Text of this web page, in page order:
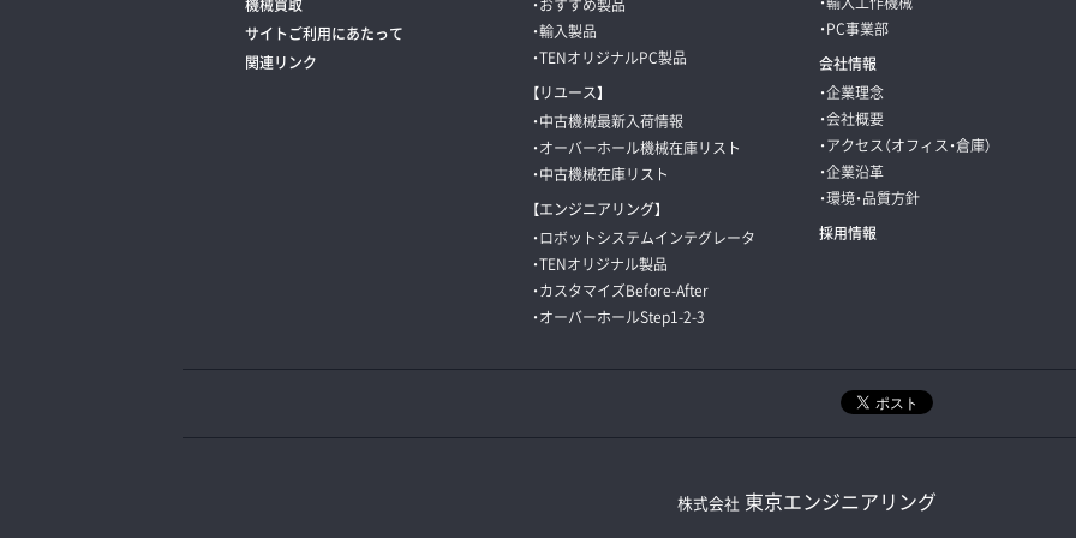
機械買取
サイトご利用にあたって
関連リンク
・おすすめ製品
・輸入製品
・TENオリジナルPC製品
【リユース】
・中古機械最新入荷情報
・オーバーホール機械在庫リスト
・中古機械在庫リスト
【エンジニアリング】
・ロボットシステムインテグレータ
・TENオリジナル製品
・カスタマイズBefore-After
・オーバーホールStep1-2-3
・PC事業部
会社情報
・企業理念
・会社概要
・アクセス（オフィス・倉庫）
・企業沿革
・環境・品質方針
採用情報
株式会社 東京エンジニアリング